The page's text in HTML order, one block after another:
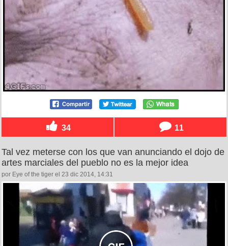
34 11
Tal vez meterse con los que van anunciando el dojo de
artes marciales del pueblo no es la mejor idea
por Eye of the tiger el 23 dic 2014, 14:31